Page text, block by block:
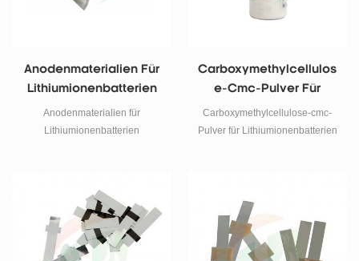
Anodenmaterialien Für
Lithiumionenbatterien
Carboxymethylcellulos
E-Cmc-Pulver
Anodenmaterialien für
Lithiumionenbatterien
Carboxymethylcellulos
E-Cmc-Pulver Für
Lithiumionenbatterien
Carboxymethylcellulose-cmc-
Pulver für Lithiumionenbatterien